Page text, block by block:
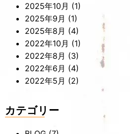
2025年10月 (1)
2025年9月 (1)
2025年8月 (4)
2022年10月 (1)
2022年8月 (3)
2022年6月 (4)
2022年5月 (2)
カテゴリー